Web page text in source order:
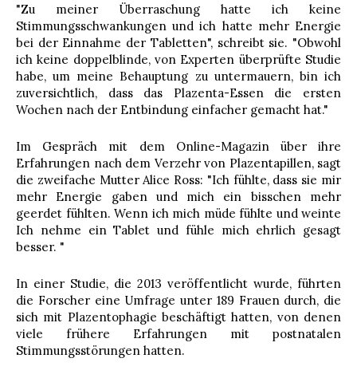
"Zu meiner Überraschung hatte ich keine
Stimmungsschwankungen und ich hatte mehr Energie
bei der Einnahme der Tabletten", schreibt sie. "Obwohl
ich keine doppelblinde, von Experten überprüfte Studie
habe, um meine Behauptung zu untermauern, bin ich
zuversichtlich, dass das Plazenta-Essen die ersten
Wochen nach der Entbindung einfacher gemacht hat."
Im Gespräch mit dem Online-Magazin über ihre
Erfahrungen nach dem Verzehr von Plazentapillen, sagt
die zweifache Mutter Alice Ross: "Ich fühlte, dass sie mir
mehr Energie gaben und mich ein bisschen mehr
geerdet fühlten. Wenn ich mich müde fühlte und weinte
Ich nehme ein Tablet und fühle mich ehrlich gesagt
besser. "
In einer Studie, die 2013 veröffentlicht wurde, führten
die Forscher eine Umfrage unter 189 Frauen durch, die
sich mit Plazentophagie beschäftigt hatten, von denen
viele frühere Erfahrungen mit postnatalen
Stimmungsstörungen hatten.